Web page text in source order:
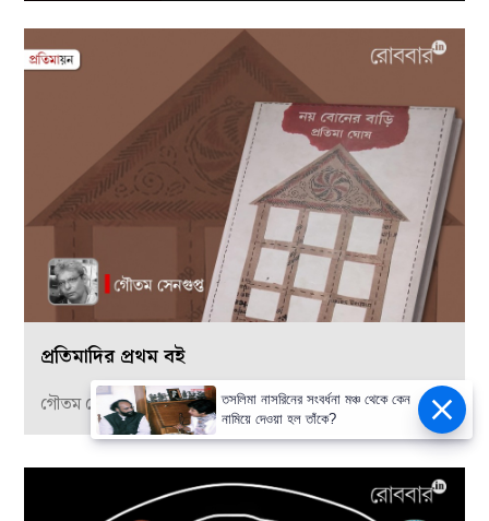
প্রতিমাদির প্রথম বই
গৌতম সেনগুপ্ত
তসলিমা নাসরিনের সংবর্ধনা মঞ্চ থেকে কেন
নামিয়ে দেওয়া হল তাঁকে?